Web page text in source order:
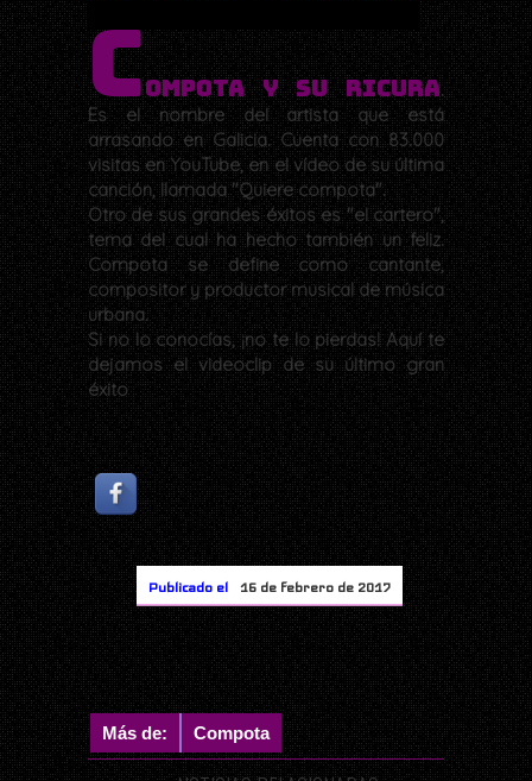
Compota y su Ricura.
Es el nombre del artista que está
arrasando en Galicia. Cuenta con 83.000
visitas en YouTube, en el vídeo de su última
canción, llamada "Quiere compota".
Otro de sus grandes éxitos es "el cartero",
tema del cual ha hecho también un feliz.
Compota se define como cantante,
compositor y productor musical de música
urbana.
Si no lo conocías, ¡no te lo pierdas! Aquí te
dejamos el videoclip de su último gran
éxito
Publicado el 16 de febrero de 2017
Más de: Compota